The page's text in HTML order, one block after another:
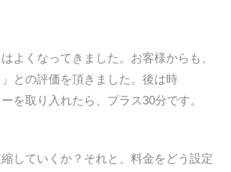
よくなってきました。お客様からも、
」との評価を頂きました。後は時
を取り入れたら、プラス30分です。
していくか？それと、料金をどう設定